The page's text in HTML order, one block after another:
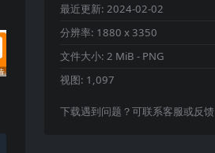
最近更新: 2024-02-02
分辨率: 1880 x 3350
文件大小: 2 MiB - PNG
视图: 1,097
下载遇到问题？可联系客服或反馈